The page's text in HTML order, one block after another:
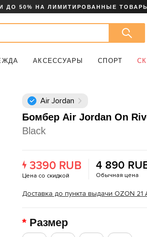
ДО 50% НА ЛИМИТИРОВАННЫЕ
АКСЕССУАРЫ СПОРТ
Air Jordan
Бомбер Air Jordan On
Black
3390 RUB
Цена со скидкой
4 890
Обычная цена
Доставка до пункта выдачи OZON 21
Размер